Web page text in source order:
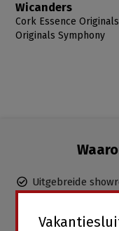
Wicanders
Cork Essence
Originals Symphony
Uitgebreide
Ervaren